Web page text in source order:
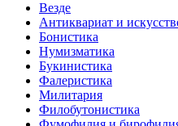
Везде
Антиквариат и
Бонистика
Нумизматика
Букинистика
Фалеристика
Милитария
Филобутонистика